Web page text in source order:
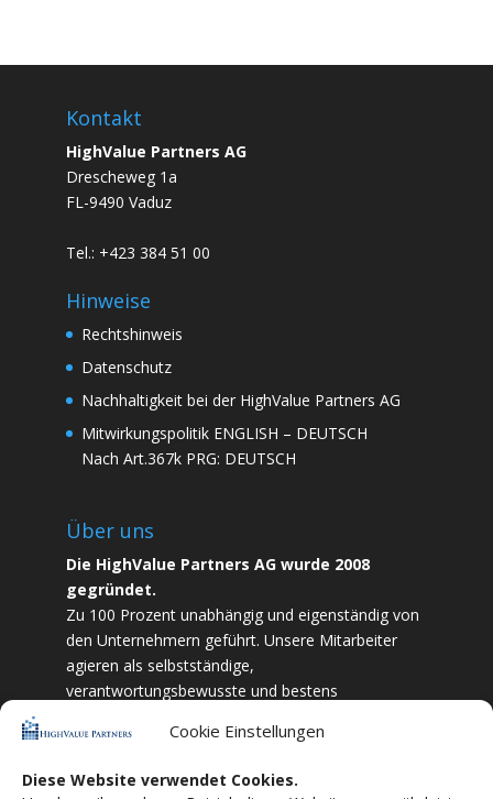
Cookie Einstellungen
Diese Website verwendet Cookies.
Kontakt
HighValue Partners AG
Drescheweg 1a
FL-9490 Vaduz
Tel.: +423 384 51 00
Hinweise
Rechtshinweis
Datenschutz
Nachhaltigkeit bei der HighValue Partners AG
Mitwirkungspolitik ENGLISH – DEUTSCH
Nach Art.367k PRG: DEUTSCH
Über uns
Die HighValue Partners AG wurde 2008
gegründet.
Zu 100 Prozent unabhängig und eigenständig von
den Unternehmern geführt. Unsere Mitarbeiter
agieren als selbstständige,
verantwortungsbewusste und bestens
und Zielstrebigkeit sind wir bestrebt das